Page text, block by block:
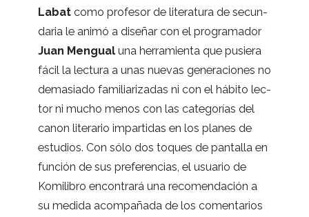
Labatcomo pro­fe­sor de lite­ra­tura de secun­
da­ria le animó a dise­ñar con el pro­gra­ma­dor
Juan Men­gualuna herra­mienta que pusiera
fácil la lec­tura a unas nue­vas gene­ra­cio­nes no
dema­siado fami­lia­ri­za­das ni con el hábito lec­
tor ni mucho menos con las cate­go­rías del
canon lite­ra­rio impar­ti­das en los pla­nes de
estu­dios. Con sólo dos toques de pan­ta­lla en
fun­ción de sus pre­fe­ren­cias, el usua­rio de
Komi­li­bro encon­trará una reco­men­da­ción a
su medida acom­pa­ñada de los comen­ta­rios